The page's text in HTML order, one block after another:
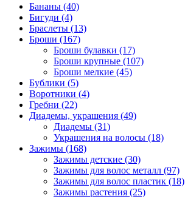
Бананы (40)
Бигуди (4)
Браслеты (13)
Броши (167)
Броши булавки (17)
Броши крупные (107)
Броши мелкие (45)
Бублики (5)
Воротники (4)
Гребни (22)
Диадемы, украшения (49)
Диадемы (31)
Украшения на волосы (18)
Зажимы (168)
Зажимы детские (30)
Зажимы для волос металл (97)
Зажимы для волос пластик (18)
Зажимы растения (25)